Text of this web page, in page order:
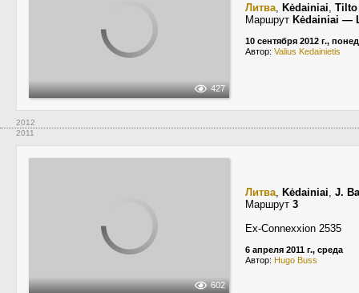
427
Литва, Kėdainiai, Tilto
Маршрут Kėdainiai —
10 сентября 2012 г.,
Автор: Valius Kedainietis
2012
2011
602
Литва, Kėdainiai, J.
Маршрут 3
Ex-Connexxion 2535
6 апреля 2011 г., среда
Автор: Hugo Buss